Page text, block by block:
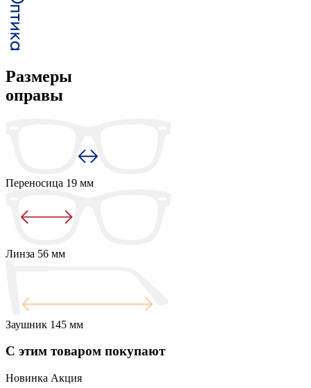
Размеры
оправы
Переносица 19 мм
Линза 56 мм
Заушник 145 мм
С этим товаром покупают
Новинка Акция